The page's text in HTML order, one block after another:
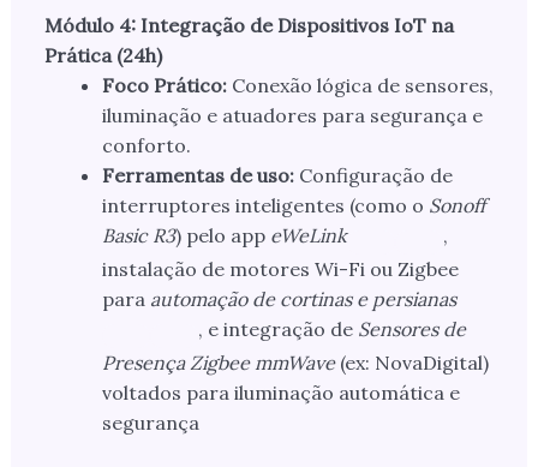
Módulo 4: Integração de Dispositivos IoT na
Prática (24h)
Foco Prático:Conexão lógica de sensores,
iluminação e atuadores para segurança e
conforto.
Ferramentas de uso:Configuração de
interruptores inteligentes (como o Sonoff
Basic R3) pelo app eWeLink
,
instalação de motores Wi-Fi ou Zigbee
para automação de cortinas e persianas
, e integração de Sensores de
Presença Zigbee mmWave(ex: NovaDigital)
voltados para iluminação automática e
segurança